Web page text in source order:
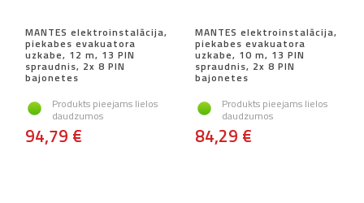
MANTES elektroinstalācija,
piekabes evakuatora
uzkabe, 12 m, 13 PIN
spraudnis, 2x 8 PIN
bajonetes
Produkts pieejams lielos
daudzumos
94,79 €
MANTES elektroinstalācija,
piekabes evakuatora
uzkabe, 10 m, 13 PIN
spraudnis, 2x 8 PIN
bajonetes
Produkts pieejams lielos
daudzumos
84,29 €